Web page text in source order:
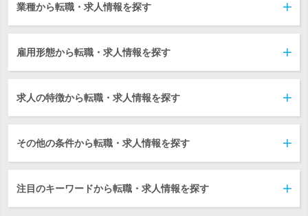
業種から転職・求人情報を探す
雇用形態から転職・求人情報を探す
求人の特徴から転職・求人情報を探す
その他の条件から転職・求人情報を探す
注目のキーワードから転職・求人情報を探す